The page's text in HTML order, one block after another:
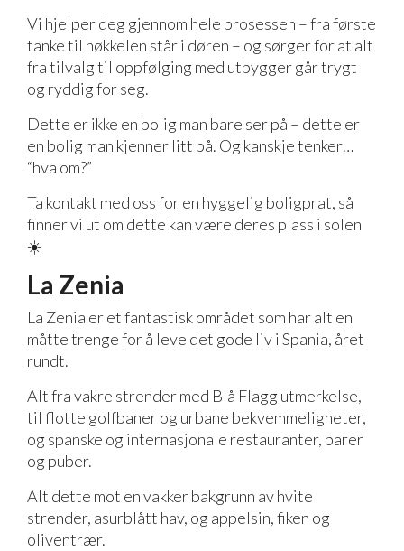
Vi hjelper deg gjennom hele prosessen – fra første
tanke til nøkkelen står i døren – og sørger for at alt
fra tilvalg til oppfølging med utbygger går trygt
og ryddig for seg.
Dette er ikke en bolig man bare ser på – dette er
en bolig man kjenner litt på. Og kanskje tenker…
“hva om?”
Ta kontakt med oss for en hyggelig boligprat, så
finner vi ut om dette kan være deres plass i solen
☀️
La Zenia
La Zenia er et fantastisk området som har alt en
måtte trenge for å leve det gode liv i Spania, året
rundt.
Alt fra vakre strender med Blå Flagg utmerkelse,
til flotte golfbaner og urbane bekvemmeligheter,
og spanske og internasjonale restauranter, barer
og puber.
Alt dette mot en vakker bakgrunn av hvite
strender, asurblått hav, og appelsin, fiken og
oliventrær.